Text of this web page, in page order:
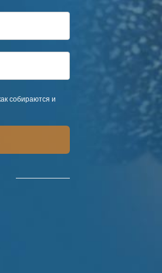
собираются и